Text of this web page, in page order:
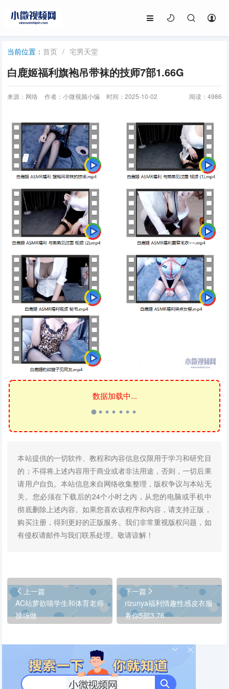
当前位置：首页 / 宅男天堂
白鹿姬福利旗袍吊带袜的技师7部1.66G
来源：网络 作者：小微视频小编 时间：2025-10-02 阅读： 4986
数据加载中...
本站提供的一切软件、教程和内容信息仅限用于学习和研究目
的；不得将上述内容用于商业或者非法用途，否则，一切后果
请用户自负。本站信息来自网络收集整理，版权争议与本站无
关。您必须在下载后的24个小时之内，从您的电脑或手机中
彻底删除上述内容。如果您喜欢该程序和内容，请支持正版，
购买注册，得到更好的正版服务。我们非常重视版权问题，如
有侵权请邮件与我们联系处理。敬请谅解！
上一篇
AC站萝欲喵学生和体育老师
操场做
下一篇
rizunya福利情趣性感皮衣服
务你5部3.76